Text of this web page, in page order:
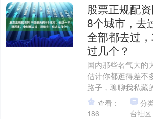
股票正规配
8个城市，去
全部都去过
过几个？
国内那些名气大的
估计你都逛得差不
路子，聊聊我私藏
方算不上顶流网红
道，适合慢慢逛、
查看：
186
分
台社区